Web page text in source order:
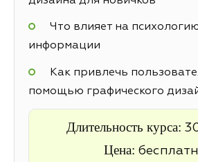
Что влияет на
информации
Как привлечь
помощью графического
Длительность курса:
Цена: